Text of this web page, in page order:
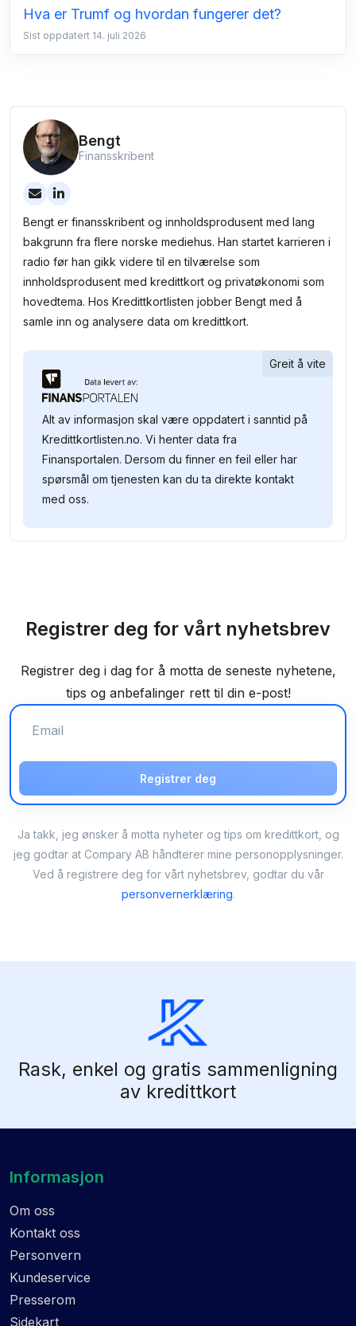
Hva er Trumf og hvordan fungerer det?
Sist oppdatert 14. juli 2026
Bengt
Finansskribent
Bengt er finansskribent og innholdsprodusent med lang
bakgrunn fra flere norske mediehus. Han startet karrieren i
radio før han gikk videre til en tilværelse som
innholdsprodusent med kredittkort og privatøkonomi som
hovedtema. Hos Kredittkortlisten jobber Bengt med å
samle inn og analysere data om kredittkort.
Greit å vite
Alt av informasjon skal være oppdatert i sanntid på
Kredittkortlisten.no. Vi henter data fra
Finansportalen. Dersom du finner en feil eller har
spørsmål om tjenesten kan du ta direkte kontakt
med oss.
Registrer deg for vårt nyhetsbrev
Registrer deg i dag for å motta de seneste nyhetene,
tips og anbefalinger rett til din e-post!
Registrer deg
Ja takk, jeg ønsker å motta nyheter og tips om kredittkort, og
jeg godtar at Compary AB håndterer mine personopplysninger.
Ved å registrere deg for vårt nyhetsbrev, godtar du vår
personvernerklæring.
Rask, enkel og gratis sammenligning
av kredittkort
Informasjon
Om oss
Kontakt oss
Personvern
Kundeservice
Presserom
Sidekart